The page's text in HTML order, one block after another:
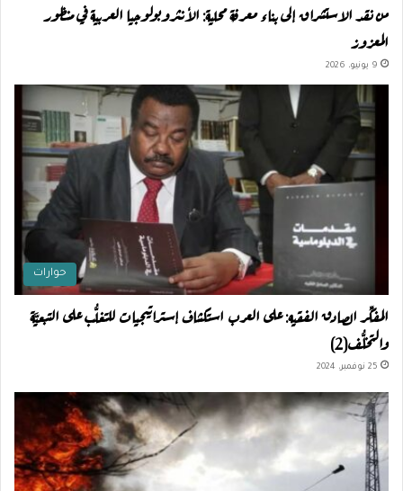
من نقد الاستشراق إلى بناء معرفة محلية: الأنثروبولوجيا العربية في منظور
المعزوز
9 يونيو، 2026
حوارات
المفكِّر الصادق الفقيه: على العرب استكشاف إستراتيجيات للتغلُّب على التبعيَّة
والتخلُّف(2)
25 نوفمبر، 2024